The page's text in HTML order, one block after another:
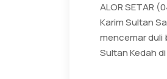
ALOR SETAR
Karim Sultan
mencemar duli
Sultan Kedah